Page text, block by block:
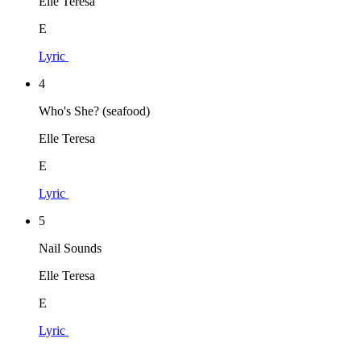
E
Lyric
4
Who's She? (seafood)
Elle Teresa
E
Lyric
5
Nail Sounds
Elle Teresa
E
Lyric